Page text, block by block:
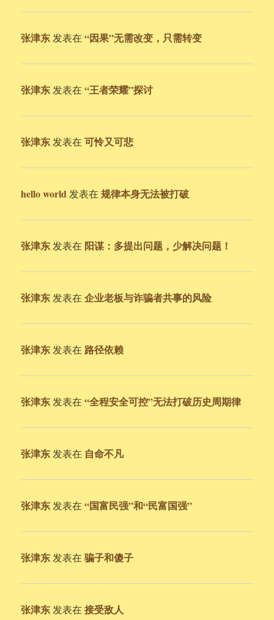
张津东 发表在“因果”无需改变，只需转变
张津东 发表在“王者荣耀”探讨
张津东 发表在可怜又可悲
hello world 发表在规律本身无法被打破
张津东 发表在 阳谋：多提出问题，少解决问题！
张津东 发表在企业老板与诈骗者共事的风险
张津东 发表在 路径依赖
张津东 发表在“全程安全可控”无法打破历史周期律
张津东 发表在 自命不凡
张津东 发表在“国富民强”和“民富国强”
张津东 发表在骗子和傻子
张津东 发表在接受敌人